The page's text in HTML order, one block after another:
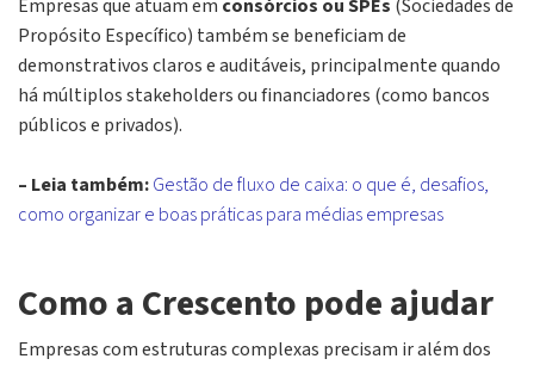
Empresas que atuam em consórcios ou SPEs (Sociedades de
Propósito Específico) também se beneficiam de
demonstrativos claros e auditáveis, principalmente quando
há múltiplosstakeholdersou financiadores (como bancos
públicos e privados).
– Leia também:Gestão de fluxo de caixa: o que é, desafios,
como organizar e boas práticas para médias empresas
Como a Crescento pode ajudar
Empresas com estruturas complexas precisam ir além dos